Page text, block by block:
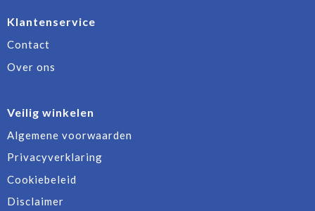
Klantenservice
Contact
Over ons
Veilig winkelen
Algemene voorwaarden
Privacyverklaring
Cookiebeleid
Disclaimer